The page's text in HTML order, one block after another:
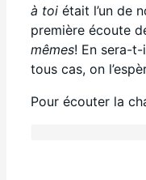
à toi était l’un de
première écoute
mêmes! En sera-
tous cas, on
Pour écouter la